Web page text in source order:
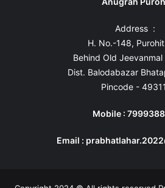
Address :
H. No.-148,
Behind Old Jeevanmal
Dist. Balodabazar
Pincode -
Mobile :
Email :